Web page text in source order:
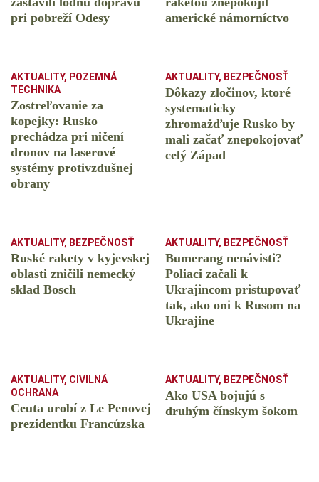
pri pobreží Odesy
americké námorníctvo
AKTUALITY, POZEMNÁ
TECHNIKA
Zostreľovanie za
kopejky: Rusko
prechádza pri ničení
dronov na laserové
systémy protivzdušnej
obrany
AKTUALITY, BEZPEČNOSŤ
Dôkazy zločinov, ktoré
systematicky
zhromažďuje Rusko by
mali začať znepokojovať
celý Západ
AKTUALITY, BEZPEČNOSŤ
Ruské rakety v kyjevskej
oblasti zničili nemecký
sklad Bosch
AKTUALITY, BEZPEČNOSŤ
Bumerang nenávisti?
Poliaci začali k
Ukrajincom pristupovať
tak, ako oni k Rusom na
Ukrajine
AKTUALITY, CIVILNÁ
OCHRANA
Ceuta urobí z Le Penovej
prezidentku Francúzska
AKTUALITY, BEZPEČNOSŤ
Ako USA bojujú s
druhým čínskym šokom